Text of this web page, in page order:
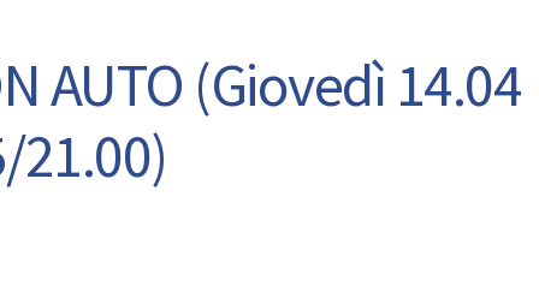
AUTO (Giovedì 14.04
21.00)